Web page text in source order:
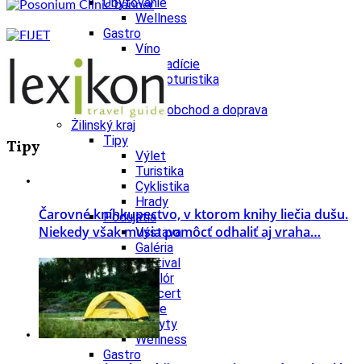
Wellness
Gastro
Víno
Kultúra a tradície
Šport a agroturistika
Školstvo
Ekonomika obchod a doprava
Žilinský kraj
Tipy
Výlet
Turistika
Cyklistika
Hrady
Podujatia
Výstava
Galéria
Festival
Folklór
Koncert
Ubytovanie
Pobyty
Wellness
Gastro
Tipy
Čarovné kníhkupectvo, v ktorom knihy liečia dušu.
Niekedy však musia pomôcť odhaliť aj vraha…